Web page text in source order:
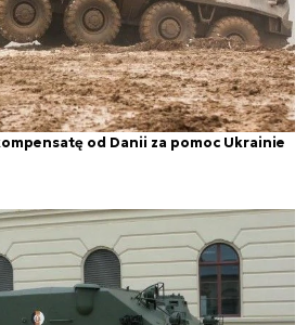
od Danii za pomoc Ukrainie